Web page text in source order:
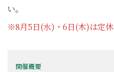
い。
※8月5日(水)・6日(木)は定休
開催概要